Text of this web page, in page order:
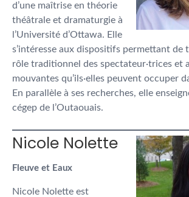
d’une maîtrise en théorie
théâtrale et dramaturgie à
l’Université d’Ottawa. Elle
s’intéresse aux dispositifs permettant de
rôle traditionnel des spectateur·trices et
mouvantes qu’ils·elles peuvent occuper
En parallèle à ses recherches, elle
cégep de l’Outaouais.
Nicole Nolette
Fleuve et Eaux
Nicole Nolette est